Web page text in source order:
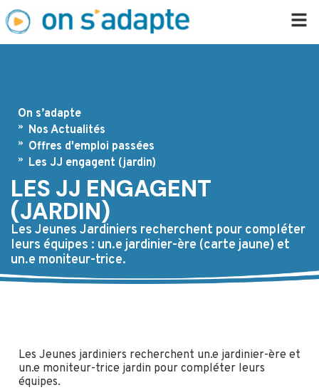
On s’adapte
Nos Actualités
Offres d'emploi passées
Les JJ engagent (jardin)
LES JJ ENGAGENT
(JARDIN)
Les Jeunes Jardiniers recherchent pour compléter
leurs équipes : un.e jardinier-ère (carte jaune) et
un.e moniteur-trice.
Les Jeunes jardiniers recherchent un.e jardinier-ère et
un.e moniteur-trice jardin pour compléter leurs
équipes.